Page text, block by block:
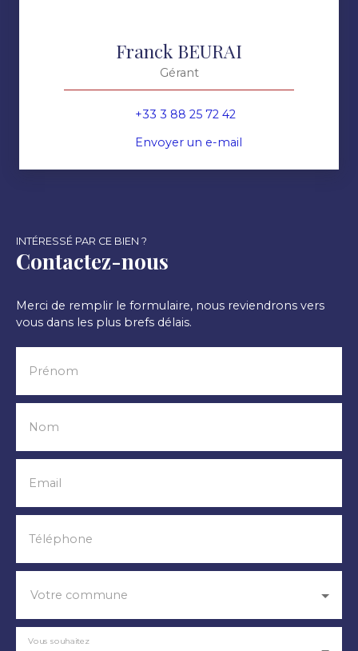
Franck BEURAI
Gérant
+33 3 88 25 72 42
Envoyer un e-mail
INTÉRESSÉ PAR CE BIEN ?
Contactez-nous
Merci de remplir le formulaire, nous reviendrons vers
vous dans les plus brefs délais.
Prénom
Nom
Email
Téléphone
Votre commune
Vous souhaitez